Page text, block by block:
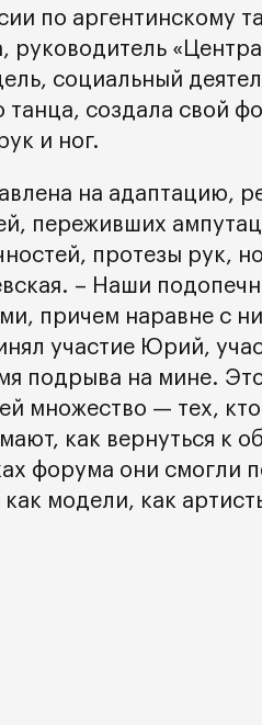
по аргентинскому
руководитель
социальный
танца, создала свой
и ног.
на адаптацию,
переживших
протезы рук,
– Наши
причем наравне с
участие Юрий,
подрыва на мине.
множество — тех,
как вернуться к
форума они смогли
модели, как